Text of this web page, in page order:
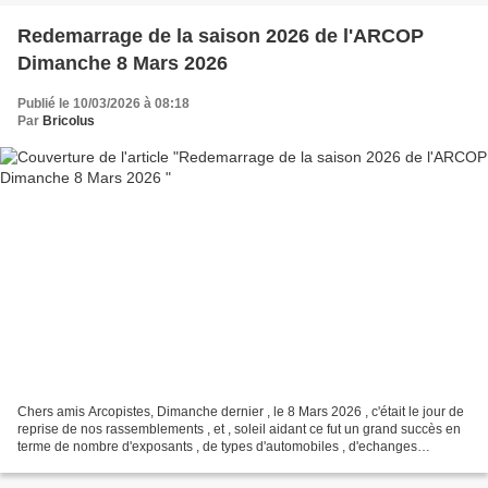
Redemarrage de la saison 2026 de l'ARCOP
Dimanche 8 Mars 2026
Publié le 10/03/2026 à 08:18
Par Bricolus
Chers amis Arcopistes, Dimanche dernier , le 8 Mars 2026 , c'était le jour de
reprise de nos rassemblements , et , soleil aidant ce fut un grand succès en
terme de nombre d'exposants , de types d'automobiles , d'echanges